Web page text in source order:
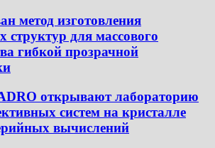
метод изготовления
структур для массового
гибкой прозрачной
открывают лабораторию
систем на кристалле
вычислений